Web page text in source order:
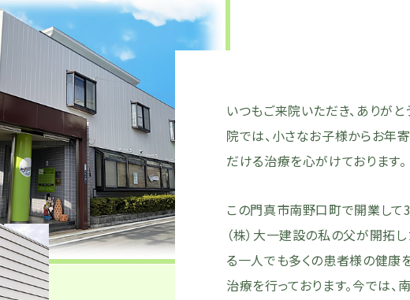
いつもご来院いただき、ありが
院では、小さなお子様からお年
だける治療を心がけております。
この門真市南野口町で開業して
（株）大一建設の私の父が開拓
る一人でも多くの患者様の健康
治療を行っております。今では